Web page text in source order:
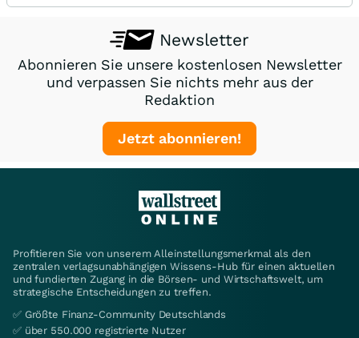
Newsletter
Abonnieren Sie unsere kostenlosen Newsletter
und verpassen Sie nichts mehr aus der
Redaktion
Jetzt abonnieren!
Profitieren Sie von unserem Alleinstellungsmerkmal als den
zentralen verlagsunabhängigen Wissens-Hub für einen aktuellen
und fundierten Zugang in die Börsen- und Wirtschaftswelt, um
strategische Entscheidungen zu treffen.
✅ Größte Finanz-Community Deutschlands
✅ über 550.000 registrierte Nutzer